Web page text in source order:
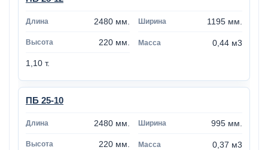
2480 мм. 1195 мм.
220 мм. 0,44 м3
1,10 т.
ПБ 25-10
2480 мм. 995 мм.
220 мм. 0,37 м3